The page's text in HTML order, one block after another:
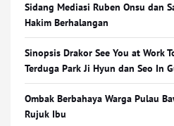
Sidang Mediasi Ruben Onsu dan
Hakim Berhalangan
Sinopsis Drakor See You at Work
Terduga Park Ji Hyun dan Seo In
Ombak Berbahaya Warga Pulau
Rujuk Ibu